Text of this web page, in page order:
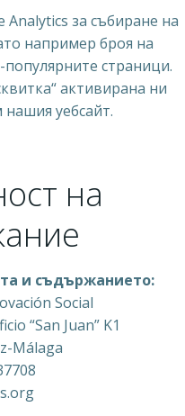
Analytics за събиране на
например броя на
страници.
активирана ни
уебсайт.
на
и съдържанието:
Social
“San Juan” K1
Málaga